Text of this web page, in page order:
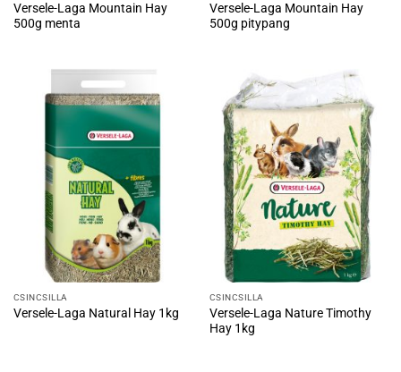
Versele-Laga Mountain Hay
500g menta
Versele-Laga Mountain Hay
500g pitypang
CSINCSILLA
Versele-Laga Natural Hay 1kg
CSINCSILLA
Versele-Laga Nature Timothy
Hay 1kg